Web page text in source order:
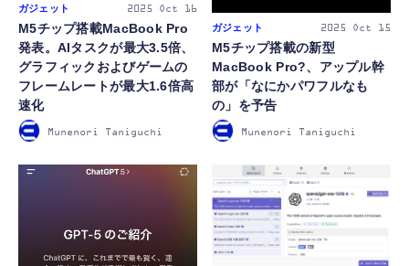
ガジェット 2025 Oct 16
M5チップ搭載MacBook Pro
発表。AIタスクが最大3.5倍、
グラフィックおよびゲームの
フレームレートが最大1.6倍高
速化
Munenori Taniguchi
ガジェット 2025 Oct 15
M5チップ搭載の新型
MacBook Pro?、アップル幹
部が「なにかパワフルなも
の」を予告
Munenori Taniguchi